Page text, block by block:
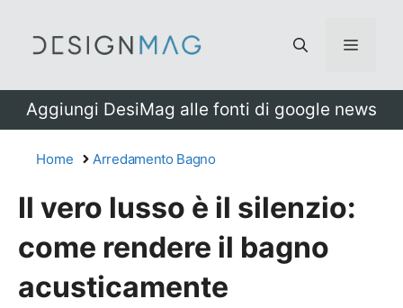
Menu
Aggiungi DesiMag alle fonti di google news
Home Arredamento Bagno
Il vero lusso è il silenzio:
come rendere il bagno
acusticamente